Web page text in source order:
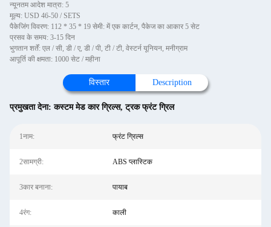
न्यूनतम आदेश मात्रा: 5
मूल्य: USD 46-50 / SETS
पैकेजिंग विवरण: 112 * 35 * 19 सेमी: में एक कार्टन, पैकेज का आकार 5 सेट
प्रसव के समय: 3-15 दिन
भुगतान शर्तें: एल / सी, डी / ए, डी / पी, टी / टी, वेस्टर्न यूनियन, मनीग्राम
आपूर्ति की क्षमता: 1000 सेट / महीना
विस्तार Description
प्रमुखता देना:कस्टम मेड कार ग्रिल्स,ट्रक फ्रंट ग्रिल
1नाम: फ्रंट ग्रिल्स
2सामग्री: ABS प्लास्टिक
3कार बनाना: पायाब
4रंग: काली